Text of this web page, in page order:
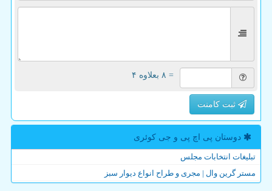
= ۸ بعلاوه ۴
ثبت کامنت
دوستان پی اچ پی و جی كوئری
تبلیغات انتخابات مجلس
مستر گرین وال | مجری و طراح انواع دیوار سبز